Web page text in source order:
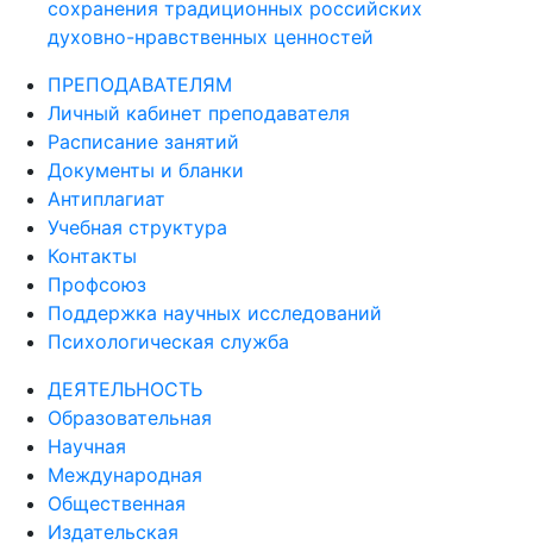
сохранения традиционных российских
духовно-нравственных ценностей
ПРЕПОДАВАТЕЛЯМ
Личный кабинет преподавателя
Расписание занятий
Документы и бланки
Антиплагиат
Учебная структура
Контакты
Профсоюз
Поддержка научных исследований
Психологическая служба
ДЕЯТЕЛЬНОСТЬ
Образовательная
Научная
Международная
Общественная
Издательская